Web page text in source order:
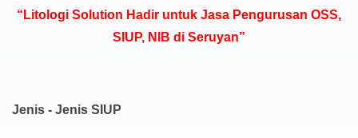
“Litologi Solution Hadir untuk Jasa Pengurusan OSS,
SIUP, NIB di Seruyan”
Jenis - Jenis SIUP